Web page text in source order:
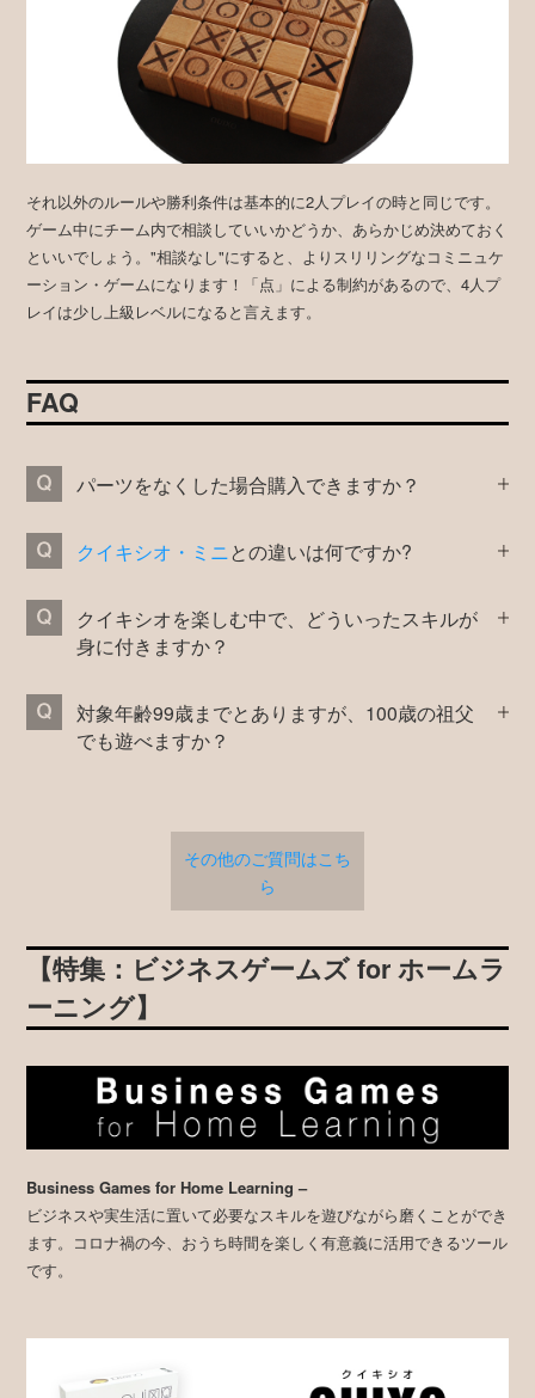
それ以外のルールや勝利条件は基本的に2人プレイの時と同じです。
ゲーム中にチーム内で相談していいかどうか、あらかじめ決めておく
といいでしょう。"相談なし"にすると、よりスリリングなコミニュケ
ーション・ゲームになります！「点」による制約があるので、4人プ
レイは少し上級レベルになると言えます。
FAQ
パーツをなくした場合購入できますか？
クイキシオ・ミニとの違いは何ですか?
クイキシオを楽しむ中で、どういったスキルが
身に付きますか？
対象年齢99歳までとありますが、100歳の祖父
でも遊べますか？
その他のご質問はこち
ら
【特集：ビジネスゲームズ for ホームラ
ーニング】
Business Games for Home Learning –
ビジネスや実生活に置いて必要なスキルを遊びながら磨くことができ
ます。コロナ禍の今、おうち時間を楽しく有意義に活用できるツール
です。